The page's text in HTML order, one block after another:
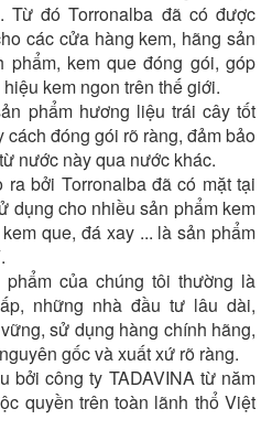
Từ đó Torronalba đã có được
các cửa hàng kem, hãng sản
phẩm, kem que đóng gói, góp
kem ngon trên thế giới.
phẩm hương liệu trái cây tốt
đóng gói rõ ràng, đảm bảo
nước này qua nước khác.
bởi Torronalba đã có mặt tại
dụng cho nhiều sản phẩm kem
que, đá xay ... là sản phẩm
của chúng tôi thường là
những nhà đầu tư lâu dài,
sử dụng hàng chính hãng,
gốc và xuất xứ rõ ràng.
bởi công ty TADAVINA từ năm
quyền trên toàn lãnh thổ Việt